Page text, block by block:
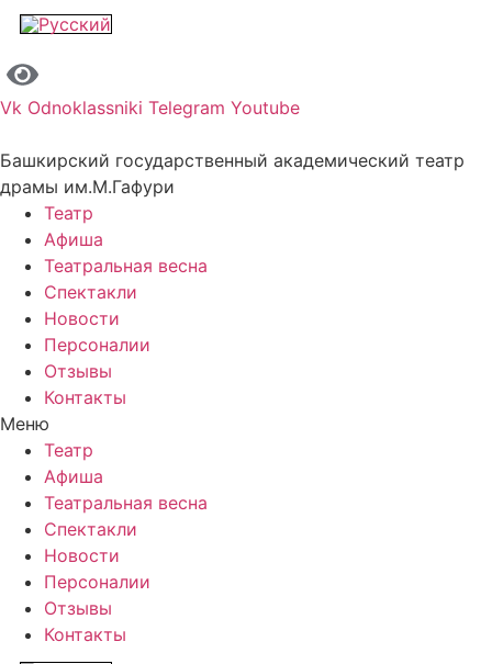
Vk Odnoklassniki Telegram Youtube
Башкирский государственный академический театр
драмы им.М.Гафури
Театр
Афиша
Театральная весна
Спектакли
Новости
Персоналии
Отзывы
Контакты
Меню
Театр
Афиша
Театральная весна
Спектакли
Новости
Персоналии
Отзывы
Контакты